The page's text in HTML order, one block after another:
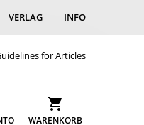
VERLAG INFO
for Articles
WARENKORB